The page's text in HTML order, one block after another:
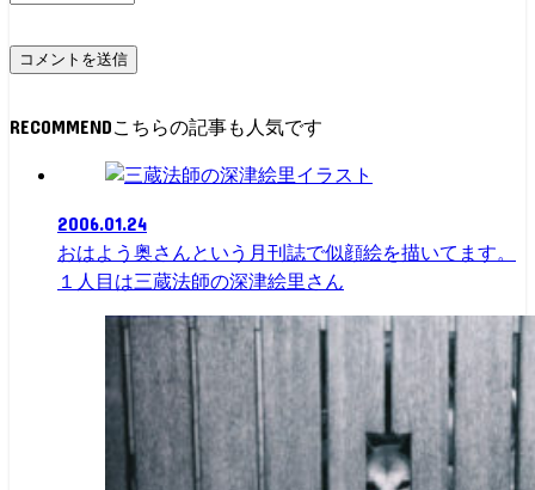
RECOMMEND
イラスト
2006.01.24
おはよう奥さんという月刊誌で似顔絵を描いてます。
１人目は三蔵法師の深津絵里さん